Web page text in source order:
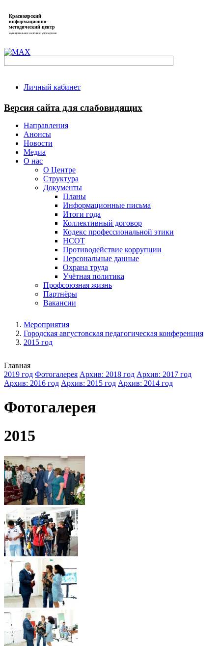
Красноярский
информационно-
методический центр
муниципальное казённое учреждение
Личный кабинет
Версия сайта для слабовидящих
Направления
Анонсы
Новости
Медиа
О нас
О Центре
Структура
Документы
Планы
Информационные письма
Итоги года
Коллективный договор
Кодекс профессиональной этики
НСОТ
Противодействие коррупции
Персональные данные
Охрана труда
Учётная политика
Профсоюзная жизнь
Партнёры
Вакансии
Мероприятия
Городская августовская педагогическая конференция
2015 год
Главная
2019 год Фотогалерея Архив: 2018 год Архив: 2017 год
Архив: 2016 год Архив: 2015 год Архив: 2014 год
Фотогалерея
2015